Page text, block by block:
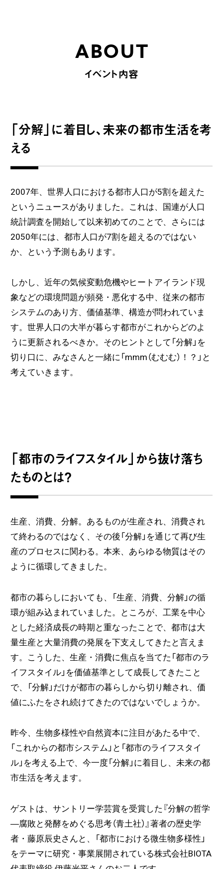
ABOUT
イベント内容
「分解」に着目し、未来の都市生活を考
える
2007年、世界人口における都市人口が5割を超えた
というニュースがありました。これは、国連が人口
統計調査を開始して以来初めてのことで、さらには
2050年には、都市人口が7割を超えるのではない
か、という予測もあります。
しかし、近年の気候変動危機やヒートアイランド現
象などの環境問題が頻発・悪化する中、従来の都市
システムのあり方、価値基準、構造が問われていま
す。世界人口の大半が暮らす都市がこれからどのよ
うに更新されるべきか。そのヒントとして「分解」を
切り口に、みなさんと一緒に「mmm（むむむ）！？」と
考えていきます。
「都市のライフスタイル」から抜け落ち
たものとは？
生産、消費、分解。あるものが生産され、消費され
て終わるのではなく、その後「分解」を通じて再び生
産のプロセスに関わる。本来、あらゆる物質はその
ように循環してきました。
都市の暮らしにおいても、「生産、消費、分解」の循
環が組み込まれていました。ところが、工業を中心
とした経済成長の時期と重なったことで、都市は大
量生産と大量消費の発展を下支えしてきたと言えま
す。こうした、生産・消費に焦点を当てた「都市のラ
イフスタイル」を価値基準として成長してきたこと
で、「分解」だけが都市の暮らしから切り離され、価
値にふたをされ続けてきたのではないでしょうか。
昨今、生物多様性や自然資本に注目があたる中で、
「これからの都市システム」と「都市のライフスタイ
ル」を考える上で、今一度「分解」に着目し、未来の都
市生活を考えます。
ゲストは、サントリー学芸賞を受賞した『分解の哲学
―腐敗と発酵をめぐる思考（青土社）』著者の歴史学
者・藤原辰史さんと、「都市における微生物多様性」
をテーマに研究・事業展開されている株式会社BIOTA